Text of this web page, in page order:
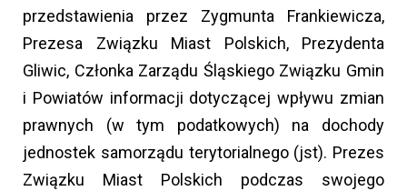
przedstawienia przez Zygmunta Frankiewicza,
Prezesa Związku Miast Polskich, Prezydenta
Gliwic, Członka Zarządu Śląskiego Związku Gmin
i Powiatów informacji dotyczącej wpływu zmian
prawnych (w tym podatkowych) na dochody
jednostek samorządu terytorialnego (jst). Prezes
Związku Miast Polskich podczas swojego